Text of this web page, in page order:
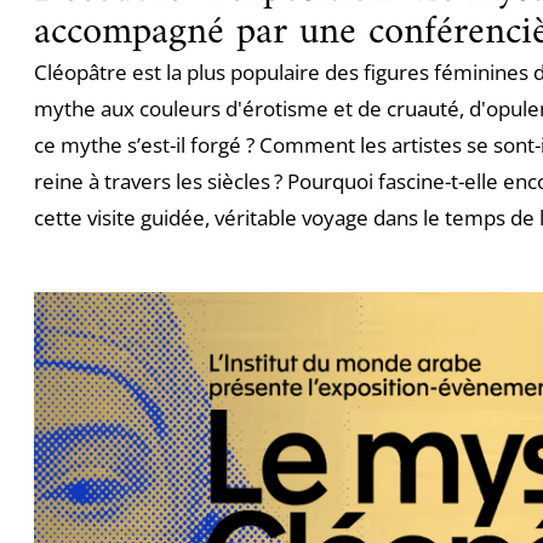
accompagné par une
Cléopâtre est la plus populaire des figures féminines
mythe aux couleurs d'érotisme et de cruauté,
ce mythe s’est-il forgé ? Comment les artistes se
reine à travers les siècles ? Pourquoi fascine-t-elle
cette visite guidée, véritable voyage dans le temps